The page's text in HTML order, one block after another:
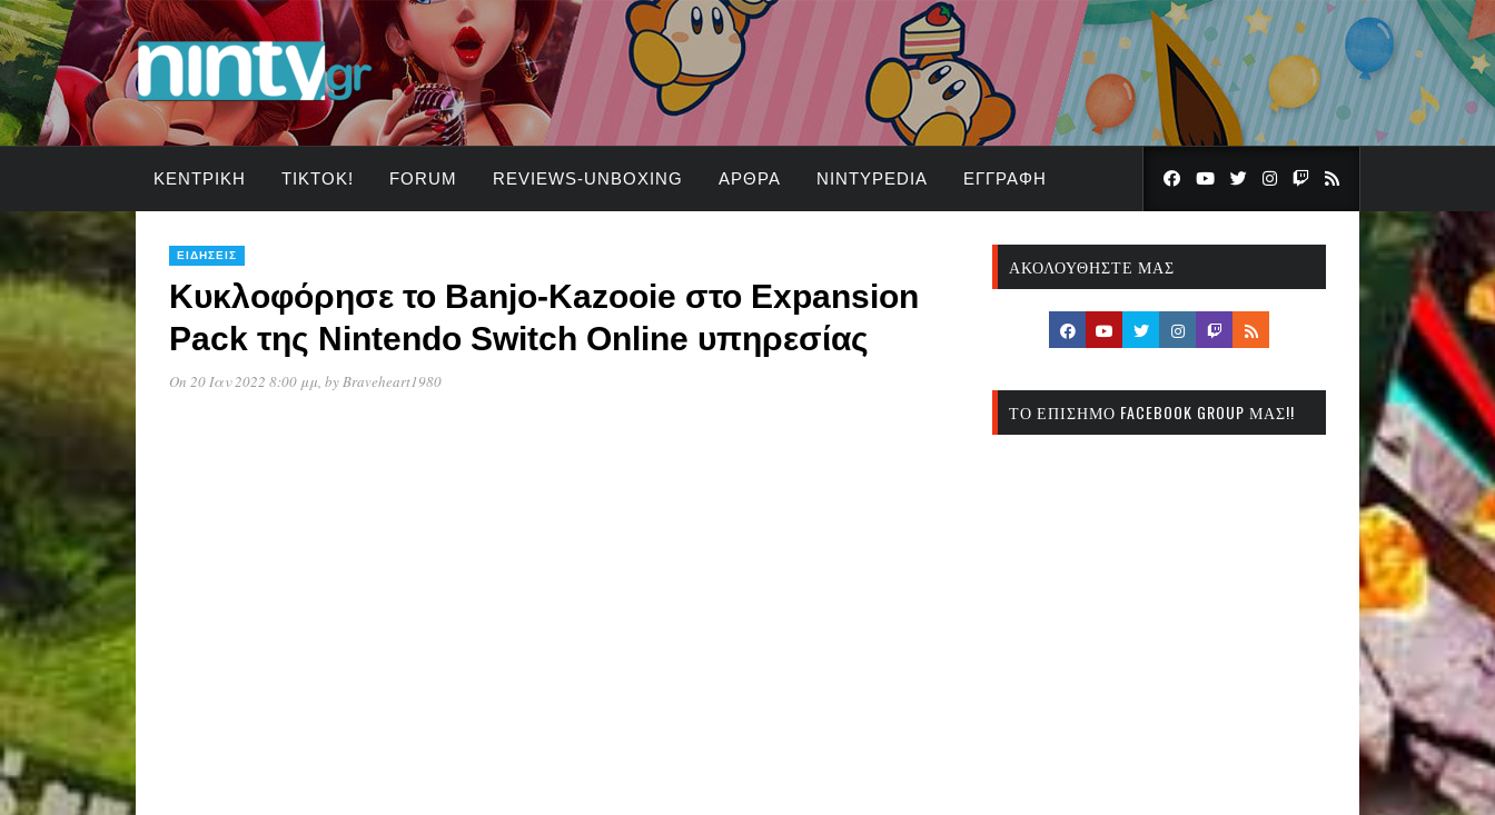
ΚΕΝΤΡΙΚΉ TIKTOK! FORUM REVIEWS-UNBOXING ΆΡΘΡΑ NINTYPEDIA ΕΓΓΡΑΦΉ
ΕΙΔΉΣΕΙΣ
Κυκλοφόρησε το Banjo-Kazooie στο Expansion
Pack της Nintendo Switch Online υπηρεσίας
On 20 Ιαν 2022 8:00 μμ, byBraveheart1980
ΑΚΟΛΟΥΘΉΣΤΕ ΜΑΣ
ΤΟ ΕΠΊΣΗΜΟ FACEBOOK GROUP ΜΑΣ!!